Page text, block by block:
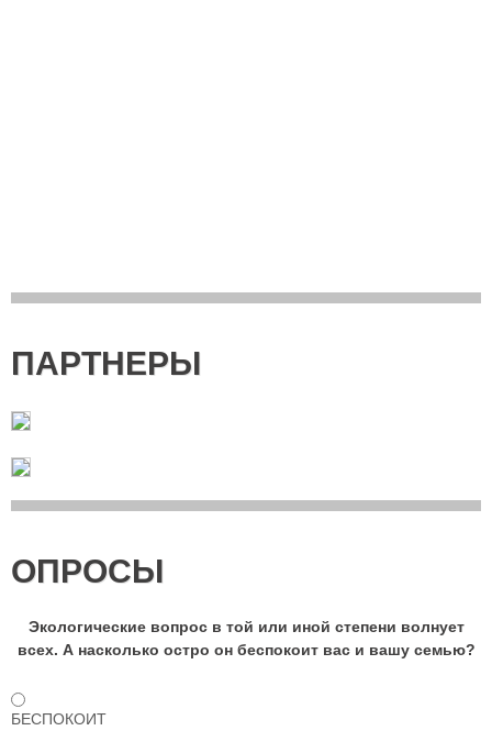
ПАРТНЕРЫ
ОПРОСЫ
Экологические вопрос в той или иной степени волнует
всех. А насколько остро он беспокоит вас и вашу семью?
БЕСПОКОИТ